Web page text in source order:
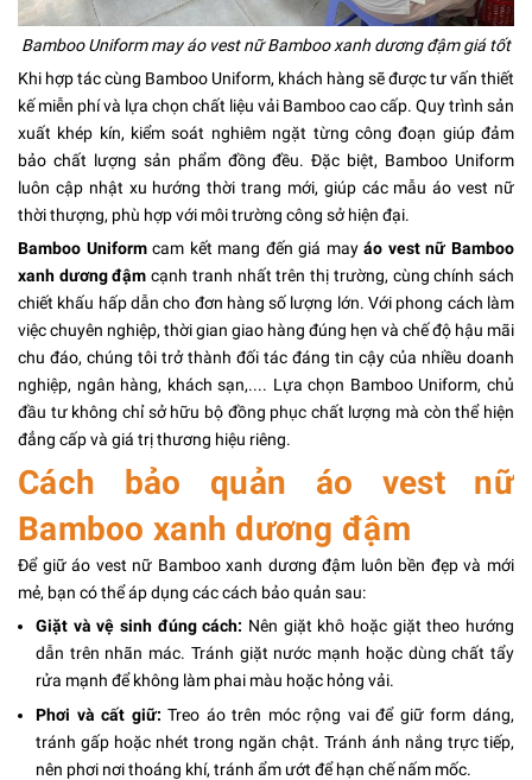
Bamboo Uniform may áo vest nữ Bamboo xanh dương đậm giá tốt
Khi hợp tác cùng Bamboo Uniform, khách hàng sẽ được tư vấn thiết
kế miễn phí và lựa chọn chất liệu vải Bamboo cao cấp. Quy trình sản
xuất khép kín, kiểm soát nghiêm ngặt từng công đoạn giúp đảm
bảo chất lượng sản phẩm đồng đều. Đặc biệt, Bamboo Uniform
luôn cập nhật xu hướng thời trang mới, giúp các mẫu áo vest nữ
thời thượng, phù hợp với môi trường công sở hiện đại.
Bamboo Uniformcam kết mang đến giá mayáo vest nữ Bamboo
xanh dương đậm cạnh tranh nhất trên thị trường, cùng chính sách
chiết khấu hấp dẫn cho đơn hàng số lượng lớn. Với phong cách làm
việc chuyên nghiệp, thời gian giao hàng đúng hẹn và chế độ hậu mãi
chu đáo, chúng tôi trở thành đối tác đáng tin cậy của nhiều doanh
nghiệp, ngân hàng, khách sạn,.... Lựa chọn Bamboo Uniform, chủ
đầu tư không chỉ sở hữu bộ đồng phục chất lượng mà còn thể hiện
đẳng cấp và giá trị thương hiệu riêng.
Cách bảo quản áo vest nữ
Bamboo xanh dương đậm
Để giữ áo vest nữ Bamboo xanh dương đậm luôn bền đẹp và mới
mẻ, bạn có thể áp dụng các cách bảo quản sau:
Giặt và vệ sinh đúng cách: Nên giặt khô hoặc giặt theo hướng
dẫn trên nhãn mác. Tránh giặt nước mạnh hoặc dùng chất tẩy
rửa mạnh để không làm phai màu hoặc hỏng vải.
Phơi và cất giữ: Treo áo trên móc rộng vai để giữ form dáng,
tránh gấp hoặc nhét trong ngăn chật. Tránh ánh nắng trực tiếp,
nên phơi nơi thoáng khí, tránh ẩm ướt để hạn chế nấm mốc.